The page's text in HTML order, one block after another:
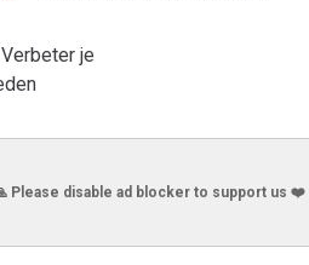
je
Please disable ad blocker to support us ❤️